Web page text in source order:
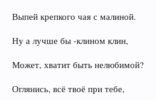
Счастье было ведь в наших руках
Тут понять нас кто нибудь сможет
Выпей крепкого чая с малиной.
Ну а лучше бы -клином клин,
Может, хватит быть нелюбимой?
Оглянись, всё твоё при тебе,